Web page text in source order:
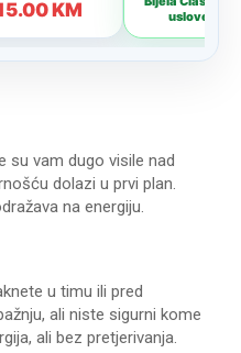
su vam dugo visile nad
dolazi u prvi plan.
na energiju.
u timu ili pred
ali niste sigurni kome
ali bez pretjerivanja.